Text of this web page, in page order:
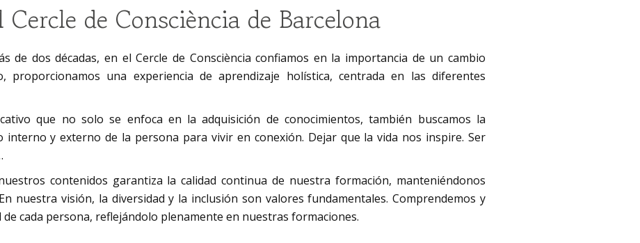
de Consciència de Barcelona
de dos décadas, en el Cercle de Consciència confiamos en la importancia de un cambio
proporcionamos una experiencia de aprendizaje holística, centrada en las diferentes
que no solo se enfoca en la adquisición de conocimientos, también buscamos la
interno y externo de la persona para vivir en conexión. Dejar que la vida nos inspire. Ser
contenidos garantiza la calidad continua de nuestra formación, manteniéndonos
nuestra visión, la diversidad y la inclusión son valores fundamentales. Comprendemos y
cada persona, reflejándolo plenamente en nuestras formaciones.